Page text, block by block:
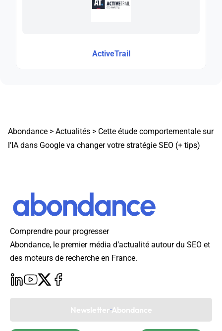
ActiveTrail
Abondance > Actualités > Cette étude comportementale sur
l’IA dans Google va changer votre stratégie SEO (+ tips)
Comprendre pour progresser
Abondance, le premier média d’actualité autour du SEO et
des moteurs de recherche en France.
Newsletter Abondance